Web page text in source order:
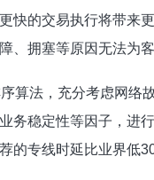
快的交易执行将带来
、拥塞等原因无法为
算法，充分考虑网络
务稳定性等因子，进
的专线时延比业界低